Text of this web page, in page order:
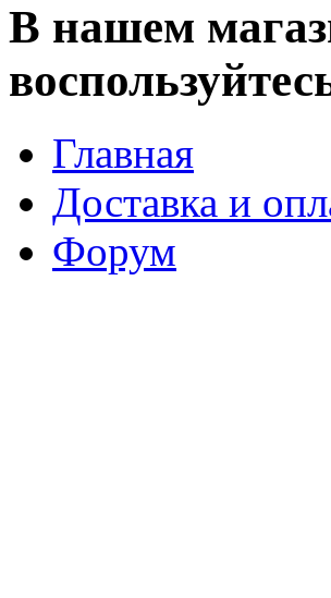
В нашем
Главная
Доставка и
Форум